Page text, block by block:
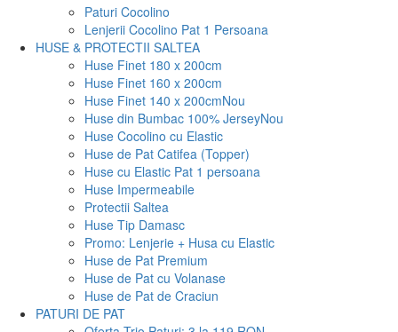
Paturi Cocolino
Lenjerii Cocolino Pat 1 Persoana
HUSE & PROTECTII SALTEA
Huse Finet 180 x 200cm
Huse Finet 160 x 200cm
Huse Finet 140 x 200cmNou
Huse din Bumbac 100% JerseyNou
Huse Cocolino cu Elastic
Huse de Pat Catifea (Topper)
Huse cu Elastic Pat 1 persoana
Huse Impermeabile
Protectii Saltea
Huse Tip Damasc
Promo: Lenjerie + Husa cu Elastic
Huse de Pat Premium
Huse de Pat cu Volanase
Huse de Pat de Craciun
PATURI DE PAT